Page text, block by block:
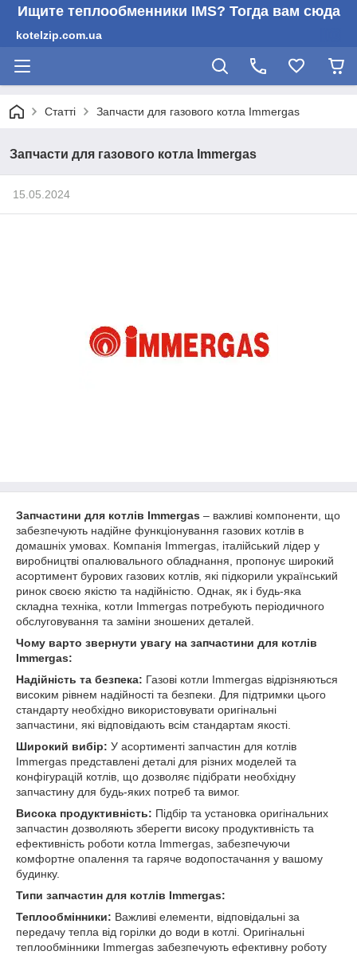
Ищите теплообменники IMS? Тогда вам сюда
kotelzip.com.ua
Статті Запчасти для газового котла Immergas
Запчасти для газового котла Immergas
15.05.2024
Запчастини для котлів Immergas – важливі компоненти, що
забезпечують надійне функціонування газових котлів в
домашніх умовах. Компанія Immergas, італійський лідер у
виробництві опалювального обладнання, пропонує широкий
асортимент бурових газових котлів, які підкорили український
ринок своєю якістю та надійністю. Однак, як і будь-яка
складна техніка, котли Immergas потребують періодичного
обслуговування та заміни зношених деталей.
Чому варто звернути увагу на запчастини для котлів
Immergas:
Надійність та безпека: Газові котли Immergas відрізняються
високим рівнем надійності та безпеки. Для підтримки цього
стандарту необхідно використовувати оригінальні
запчастини, які відповідають всім стандартам якості.
Широкий вибір: У асортименті запчастин для котлів
Immergas представлені деталі для різних моделей та
конфігурацій котлів, що дозволяє підібрати необхідну
запчастину для будь-яких потреб та вимог.
Висока продуктивність: Підбір та установка оригінальних
запчастин дозволяють зберегти високу продуктивність та
ефективність роботи котла Immergas, забезпечуючи
комфортне опалення та гаряче водопостачання у вашому
будинку.
Типи запчастин для котлів Immergas:
Теплообмінники: Важливі елементи, відповідальні за
передачу тепла від горілки до води в котлі. Оригінальні
теплообмінники Immergas забезпечують ефективну роботу